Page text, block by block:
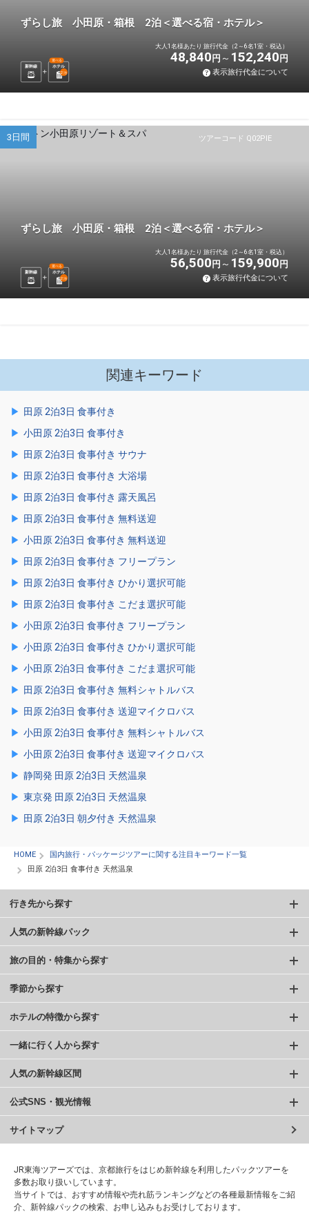
ずらし旅 小田原・箱根 2泊＜選べる宿・ホテル＞
新幹線 ホテル
選べる
2泊
大人1名様あたり 旅行代金（2～6名1室・税込）
48,840 円 152,240 円
表示旅行代金について
ツアーコード Q02PIE
3日間
ずらし旅 小田原・箱根 2泊＜選べる宿・ホテル＞
新幹線 ホテル
選べる
2泊
大人1名様あたり 旅行代金（2～6名1室・税込）
56,500 円 159,900 円
表示旅行代金について
関連キーワード
田原 2泊3日 食事付き
小田原 2泊3日 食事付き
田原 2泊3日 食事付き サウナ
田原 2泊3日 食事付き 大浴場
田原 2泊3日 食事付き 露天風呂
田原 2泊3日 食事付き 無料送迎
小田原 2泊3日 食事付き 無料送迎
田原 2泊3日 食事付き フリープラン
田原 2泊3日 食事付き ひかり選択可能
田原 2泊3日 食事付き こだま選択可能
小田原 2泊3日 食事付き フリープラン
小田原 2泊3日 食事付き ひかり選択可能
小田原 2泊3日 食事付き こだま選択可能
田原 2泊3日 食事付き 無料シャトルバス
田原 2泊3日 食事付き 送迎マイクロバス
小田原 2泊3日 食事付き 無料シャトルバス
小田原 2泊3日 食事付き 送迎マイクロバス
静岡発 田原 2泊3日 天然温泉
東京発 田原 2泊3日 天然温泉
田原 2泊3日 朝夕付き 天然温泉
HOME
国内旅行・パッケージツアーに関する注目キーワード一覧
田原 2泊3日 食事付き 天然温泉
行き先から探す
人気の新幹線パック
旅の目的・特集から探す
季節から探す
ホテルの特徴から探す
一緒に行く人から探す
人気の新幹線区間
公式SNS・観光情報
サイトマップ
JR東海ツアーズでは、京都旅行をはじめ新幹線を利用したパックツアーを
多数お取り扱いしています。
当サイトでは、おすすめ情報や売れ筋ランキングなどの各種最新情報をご紹
介、新幹線パックの検索、お申し込みもお受けしております。